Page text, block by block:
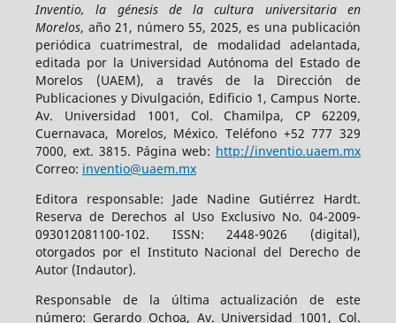
Inventio, la génesis de la cultura universitaria en
Morelos, año 21, número 55, 2025, es una publicación
periódica cuatrimestral, de modalidad adelantada,
editada por la Universidad Autónoma del Estado de
Morelos (UAEM), a través de la Dirección de
Publicaciones y Divulgación, Edificio 1, Campus Norte.
Av. Universidad 1001, Col. Chamilpa, CP 62209,
Cuernavaca, Morelos, México. Teléfono +52 777 329
7000, ext. 3815. Página web: http://inventio.uaem.mx
Correo: inventio@uaem.mx
Editora responsable: Jade Nadine Gutiérrez Hardt.
Reserva de Derechos al Uso Exclusivo No. 04-2009-
093012081100-102. ISSN: 2448-9026 (digital),
otorgados por el Instituto Nacional del Derecho de
Autor (Indautor).
Responsable de la última actualización de este
número: Gerardo Ochoa, Av. Universidad 1001, Col.